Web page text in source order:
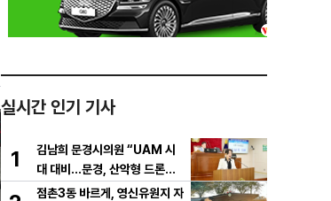
실시간 인기 기사
1
김남희 문경시의원 “UAM 시
대 대비…문경, 산악형 드론산
업 중심도시로 도약해야”
점촌3동 바르게, 영신유원지 자